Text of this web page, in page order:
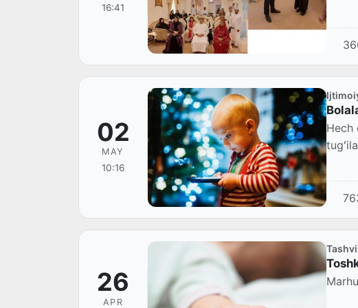
16:41
02
MAY
10:16
Hech
26
APR